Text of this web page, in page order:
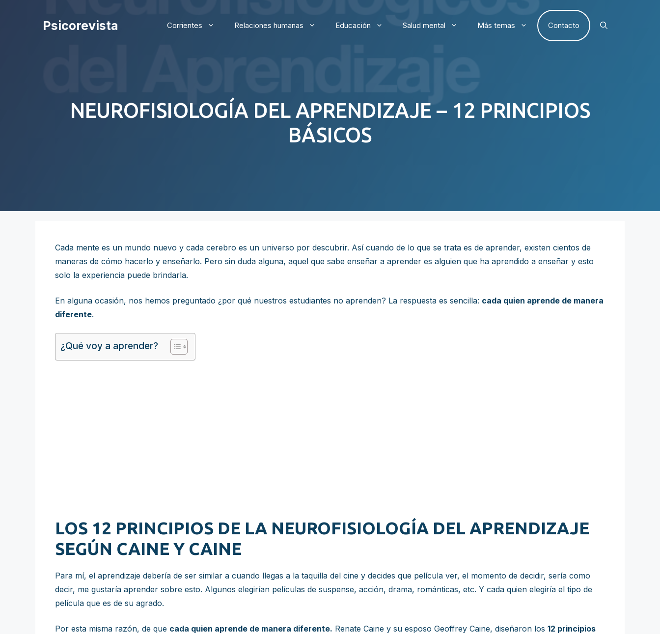
Psicorevista Corrientes Relaciones humanas Educación Salud mental Más temas Contacto
NEUROFISIOLOGÍA DEL APRENDIZAJE – 12 PRINCIPIOS
BÁSICOS
Cada mente es un mundo nuevo y cada cerebro es un universo por descubrir. Así cuando de lo que se trata es de aprender, existen cientos de
maneras de cómo hacerlo y enseñarlo. Pero sin duda alguna, aquel que sabe enseñar a aprender es alguien que ha aprendido a enseñar y esto
solo la experiencia puede brindarla.
En alguna ocasión, nos hemos preguntado ¿por qué nuestros estudiantes no aprenden? La respuesta es sencilla: cada quien aprende de manera
diferente.
¿Qué voy a aprender?
LOS 12 PRINCIPIOS DE LA NEUROFISIOLOGÍA DEL APRENDIZAJE
SEGÚN CAINE Y CAINE
Para mí, el aprendizaje debería de ser similar a cuando llegas a la taquilla del cine y decides que película ver, el momento de decidir, sería como
decir, me gustaría aprender sobre esto. Algunos elegirían películas de suspense, acción, drama, románticas, etc. Y cada quien elegiría el tipo de
película que es de su agrado.
Por esta misma razón, de que cada quien aprende de manera diferente. Renate Caine y su esposo Geoffrey Caine, diseñaron los 12 principios